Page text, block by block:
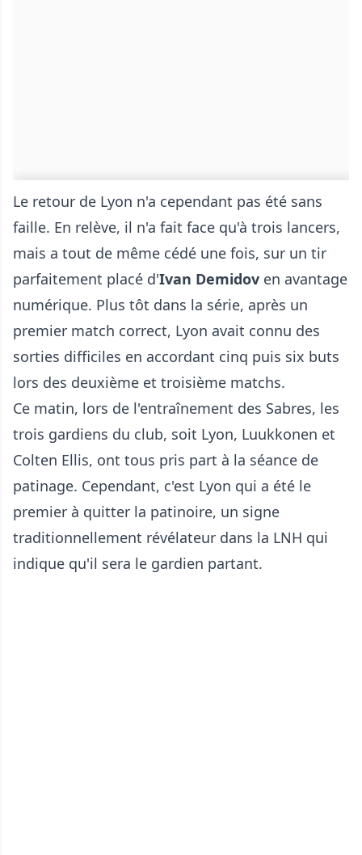
Le retour de Lyon n'a cependant pas été sans
faille. En relève, il n'a fait face qu'à trois lancers,
mais a tout de même cédé une fois, sur un tir
parfaitement placé d'Ivan Demidov en avantage
numérique. Plus tôt dans la série, après un
premier match correct, Lyon avait connu des
sorties difficiles en accordant cinq puis six buts
lors des deuxième et troisième matchs.
Ce matin, lors de l'entraînement des Sabres, les
trois gardiens du club, soit Lyon, Luukkonen et
Colten Ellis, ont tous pris part à la séance de
patinage. Cependant, c'est Lyon qui a été le
premier à quitter la patinoire, un signe
traditionnellement révélateur dans la LNH qui
indique qu'il sera le gardien partant.